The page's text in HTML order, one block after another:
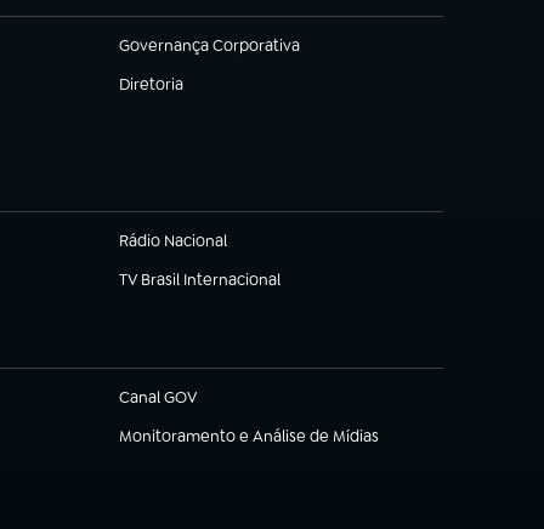
Governança Corporativa
(abre em nova aba)
Diretoria
(abre em nova aba)
Rádio Nacional
TV Brasil Internacional
(abre em nova aba)
Canal GOV
(abre em nova aba)
Monitoramento e Análise de Mídias
(abre em nova aba)